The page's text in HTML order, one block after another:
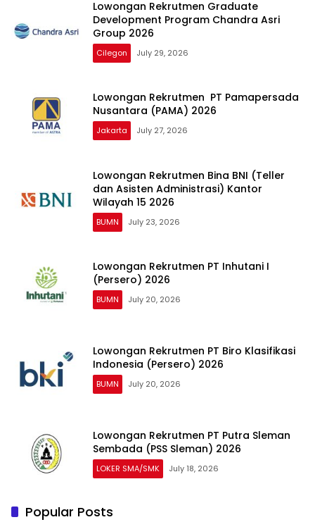
Lowongan Rekrutmen Graduate
Development Program Chandra Asri
Group 2026
Cilegon July 29, 2026
Lowongan Rekrutmen PT Pamapersada
Nusantara (PAMA) 2026
Jakarta July 27, 2026
Lowongan Rekrutmen Bina BNI (Teller
dan Asisten Administrasi) Kantor
Wilayah 15 2026
BUMN July 23, 2026
Lowongan Rekrutmen PT Inhutani I
(Persero) 2026
BUMN July 20, 2026
Lowongan Rekrutmen PT Biro Klasifikasi
Indonesia (Persero) 2026
BUMN July 20, 2026
Lowongan Rekrutmen PT Putra Sleman
Sembada (PSS Sleman) 2026
LOKER SMA/SMK July 18, 2026
Popular Posts